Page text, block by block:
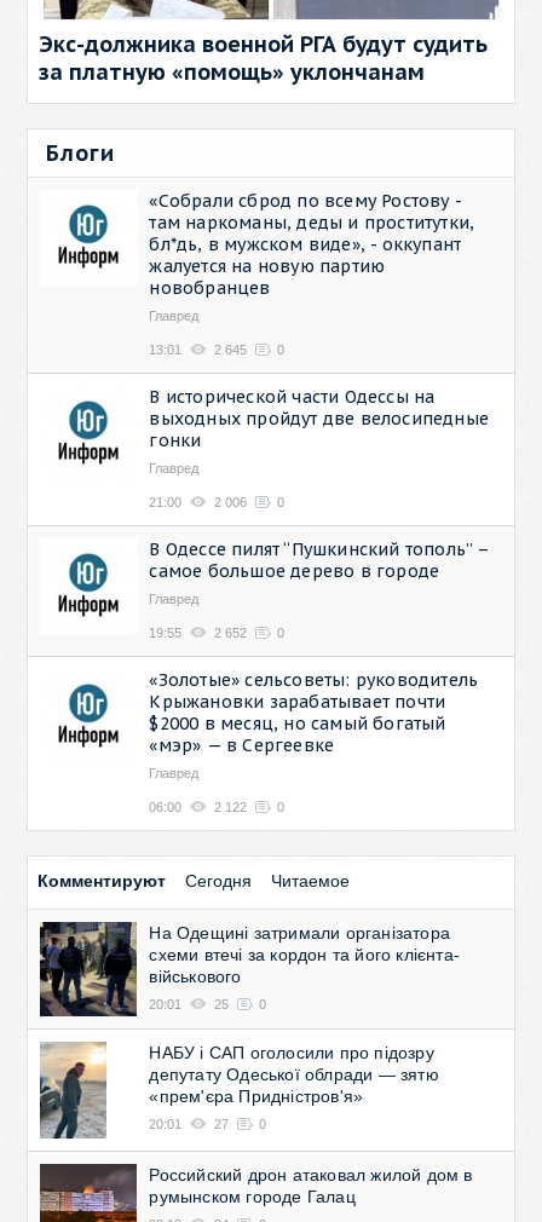
Экс-должника военной РГА будут судить
за платную «помощь» уклончанам
Блоги
«Собрали сброд по всему Ростову -
там наркоманы, деды и проститутки,
бл*дь, в мужском виде», - оккупант
жалуется на новую партию
новобранцев
Главред
13:01 2 645 0
В исторической части Одессы на
выходных пройдут две велосипедные
гонки
Главред
21:00 2 006 0
В Одессе пилят “Пушкинский тополь” –
самое большое дерево в городе
Главред
19:55 2 652 0
«Золотые» сельсоветы: руководитель
Крыжановки зарабатывает почти
$2000 в месяц, но самый богатый
«мэр» — в Сергеевке
Главред
06:00 2 122 0
Комментируют Сегодня Читаемое
На Одещині затримали організатора
схеми втечі за кордон та його клієнта-
військового
20:01 25 0
НАБУ і САП оголосили про підозру
депутату Одеської облради — зятю
«прем'єра Придністров'я»
20:01 27 0
Российский дрон атаковал жилой дом в
румынском городе Галац